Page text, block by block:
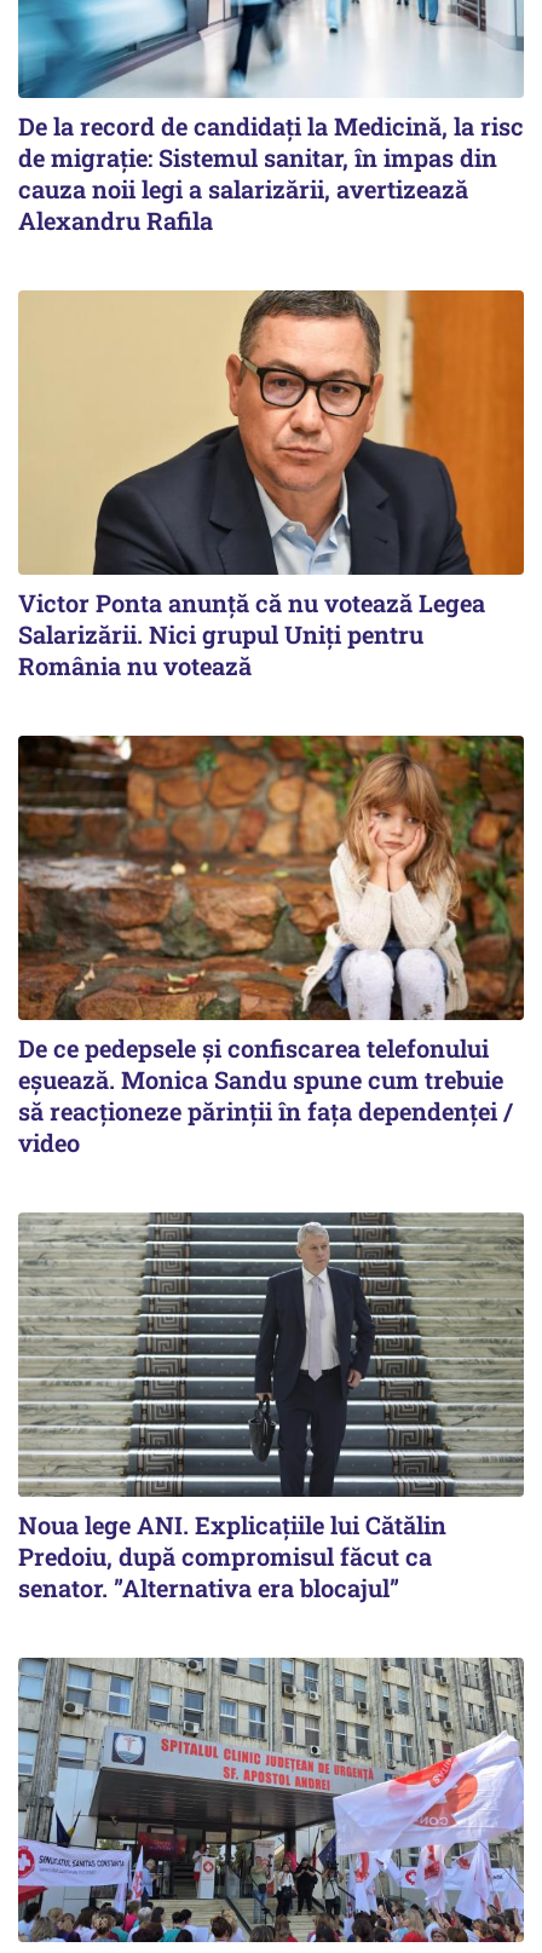
De la record de candidați la Medicină, la risc
de migrație: Sistemul sanitar, în impas din
cauza noii legi a salarizării, avertizează
Alexandru Rafila
Victor Ponta anunţă că nu votează Legea
Salarizării. Nici grupul Uniţi pentru
România nu votează
De ce pedepsele și confiscarea telefonului
eșuează. Monica Sandu spune cum trebuie
să reacționeze părinții în fața dependenței /
video
Noua lege ANI. Explicațiile lui Cătălin
Predoiu, după compromisul făcut ca
senator. ”Alternativa era blocajul”